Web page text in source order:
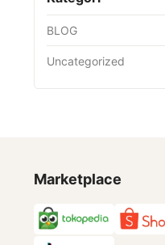
BLOG
Uncategorized
Marketplace